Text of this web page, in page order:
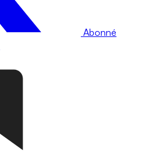
Abonné